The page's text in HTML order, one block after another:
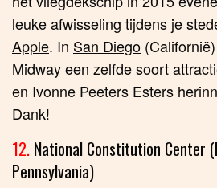
leuke afwisseling tijdens je
Apple. In San Diego
Midway een zelfde soort
en Ivonne Peeters Esters
Dank!
12. National Constitution Center
Pennsylvania)